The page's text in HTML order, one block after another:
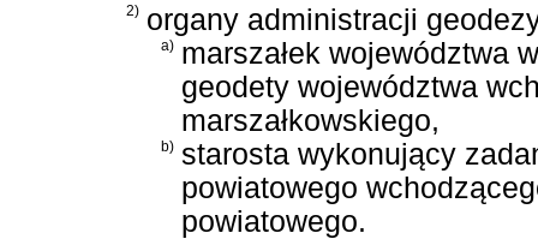
2) organy administracji
a) marszałek województwa
geodety województwa
marszałkowskiego,
b) starosta wykonujący
powiatowego
powiatowego.